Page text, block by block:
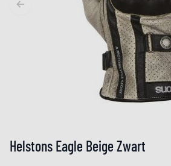
Helstons Eagle Beige Zwart